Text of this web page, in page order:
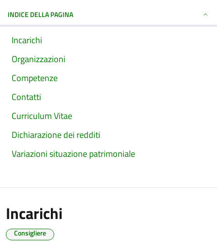
INDICE DELLA PAGINA
Incarichi
Organizzazioni
Competenze
Contatti
Curriculum Vitae
Dichiarazione dei redditi
Variazioni situazione patrimoniale
Incarichi
Consigliere